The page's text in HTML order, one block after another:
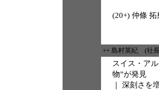
(20+) 仲條 拓
++ 島村英紀 (社
スイス・ア
物”が発見
｜ 深刻さを